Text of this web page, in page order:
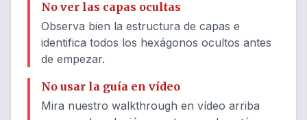
No ver las capas ocultas
Observa bien la estructura de capas e
identifica todos los hexágonos ocultos antes
de empezar.
No usar la guía en vídeo
Mira nuestro walkthrough en vídeo arriba